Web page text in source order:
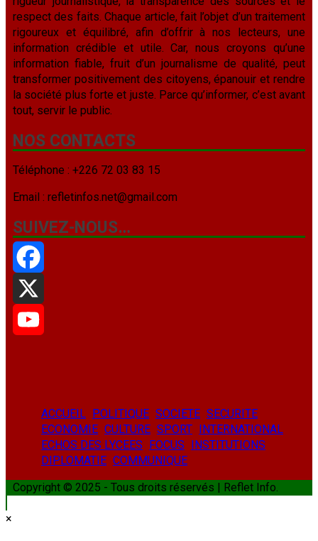
respect des faits. Chaque article, fait l’objet d’un traitement
rigoureux et équilibré, afin d’offrir à nos lecteurs, une
information crédible et utile. Car, nous croyons qu’une
information fiable, fruit d’un journalisme de qualité, peut
transformer positivement des citoyens, épanouir et rendre
la société plus forte et juste. Parce qu’informer, c’est avant
tout, servir le public.
NOS CONTACTS
Téléphone : +226 72 03 83 15
Email : refletinfos.net@gmail.com
SUIVEZ-NOUS…
Facebook
X
ACCUEIL POLITIQUE SOCIETE SECURITE
ECONOMIE CULTURE SPORT INTERNATIONAL
ECHOS DES LYCEES FOCUS INSTITUTIONS
DIPLOMATIE COMMUNIQUE
Copyright © 2025 - Tous droits réservés | Reflet Info.
×